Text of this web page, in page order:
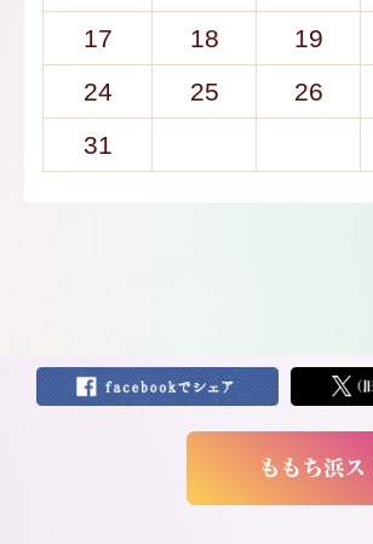
17
18 19
24
25 26
31